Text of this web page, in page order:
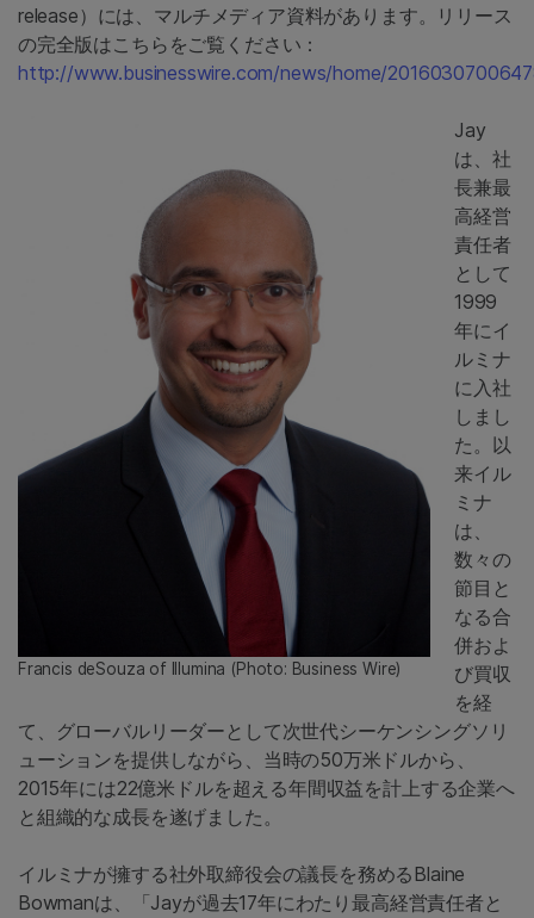
release）には、マルチメディア資料があります。リリース
の完全版はこちらをご覧ください：
http://www.businesswire.com/news/home/
Francis deSouza of Illumina (Photo: Business Wire)
Jay
は、社
長兼最
高経営
責任者
として
1999
年にイ
ルミナ
に入社
しまし
た。以
来イル
ミナ
は、
数々の
節目と
なる合
併およ
び買収
を経
て、グローバルリーダーとして次世代シーケンシングソリ
ューションを提供しながら、当時の50万米ドルから、
2015年には22億米ドルを超える年間収益を計上する企業へ
と組織的な成長を遂げました。
イルミナが擁する社外取締役会の議長を務めるBlaine
Bowmanは、「Jayが過去17年にわたり最高経営責任者と